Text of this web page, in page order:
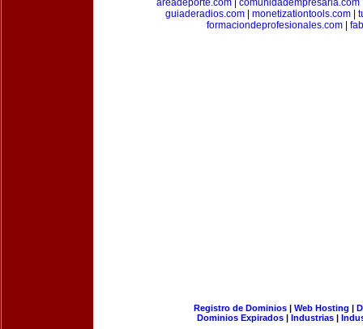
areadeporte.com| comunidadempresaria.com
guiaderadios.com| monetizationtools.com|
formaciondeprofesionales.com|
Registro de Dominios| Web Hosting |
Dominios Expirados | Industrias |